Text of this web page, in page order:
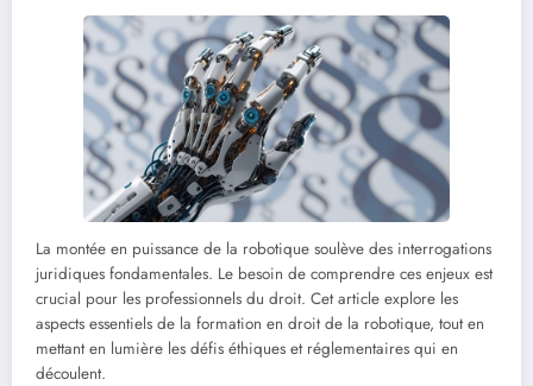
La montée en puissance de la robotique soulève des interrogations
juridiques fondamentales. Le besoin de comprendre ces enjeux est
crucial pour les professionnels du droit. Cet article explore les
aspects essentiels de la formation en droit de la robotique, tout en
mettant en lumière les défis éthiques et réglementaires qui en
découlent.